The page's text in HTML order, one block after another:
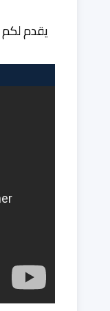
يقدم لكم